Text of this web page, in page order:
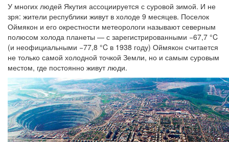
У многих людей Якутия ассоциируется с суровой зимой. И не
зря: жители республики живут в холоде 9 месяцев. Поселок
Оймякон и его окрестности метеорологи называют северным
полюсом холода планеты — с зарегистрированными −67,7 °C
(и неофициальными −77,8 °C в 1938 году) Оймякон считается
не только самой холодной точкой Земли, но и самым суровым
местом, где постоянно живут люди.